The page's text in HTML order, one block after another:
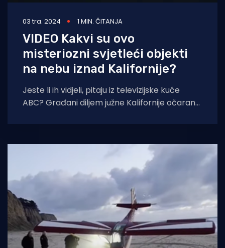
03 tra. 2024 1 MIN. ČITANJA
VIDEO Kakvi su ovo
misteriozni svjetleći objekti
na nebu iznad Kalifornije?
Jeste li ih vidjeli, pitaju iz televizijske kuće
ABC? Građani diljem južne Kalifornije očarano